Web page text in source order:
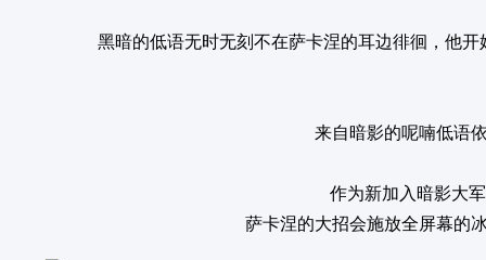
黑暗的低语无时无刻不在萨卡涅的耳边徘徊，他
来自暗影的呢喃低语
作为新加入暗影大
萨卡涅的大招会施放全屏幕的